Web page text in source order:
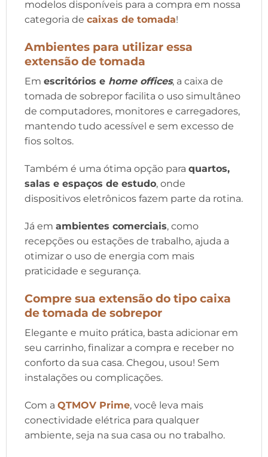
modelos disponíveis para a compra em nossa
categoria de caixas de tomada!
Ambientes para utilizar essa
extensão de tomada
Em escritórios e home offices, a caixa de
tomada de sobrepor facilita o uso simultâneo
de computadores, monitores e carregadores,
mantendo tudo acessível e sem excesso de
fios soltos.
Também é uma ótima opção para quartos,
salas e espaços de estudo, onde
dispositivos eletrônicos fazem parte da rotina.
Já em ambientes comerciais, como
recepções ou estações de trabalho, ajuda a
otimizar o uso de energia com mais
praticidade e segurança.
Compre sua extensão do tipo caixa
de tomada de sobrepor
Elegante e muito prática, basta adicionar em
seu carrinho, finalizar a compra e receber no
conforto da sua casa. Chegou, usou! Sem
instalações ou complicações.
Com a QTMOV Prime, você leva mais
conectividade elétrica para qualquer
ambiente, seja na sua casa ou no trabalho.